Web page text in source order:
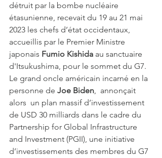
détruit par la bombe nucléaire
étasunienne, recevait du 19 au 21 mai
2023 les chefs d’état occidentaux,
accueillis par le Premier Ministre
japonais Fumio Kishida au sanctuaire
d'Itsukushima, pour le sommet du G7.
Le grand oncle américain incarné en la
personne de Joe Biden,  annonçait
alors  un plan massif d’investissement
de USD 30 milliards dans le cadre du
Partnership for Global Infrastructure
and Investment (PGII), une initiative
d’investissements des membres du G7